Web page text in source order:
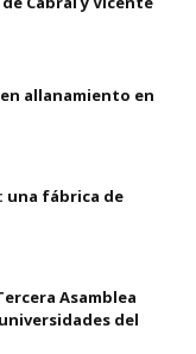
allanamiento en
una fábrica de
Asamblea
del